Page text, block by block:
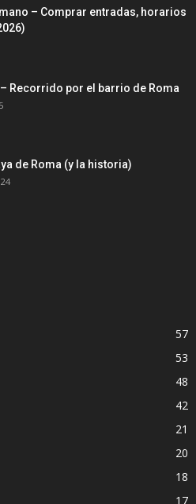
– Comprar entradas, horarios
Recorrido por el barrio de Roma
de Roma (y la historia)
57
53
48
42
21
20
18
17